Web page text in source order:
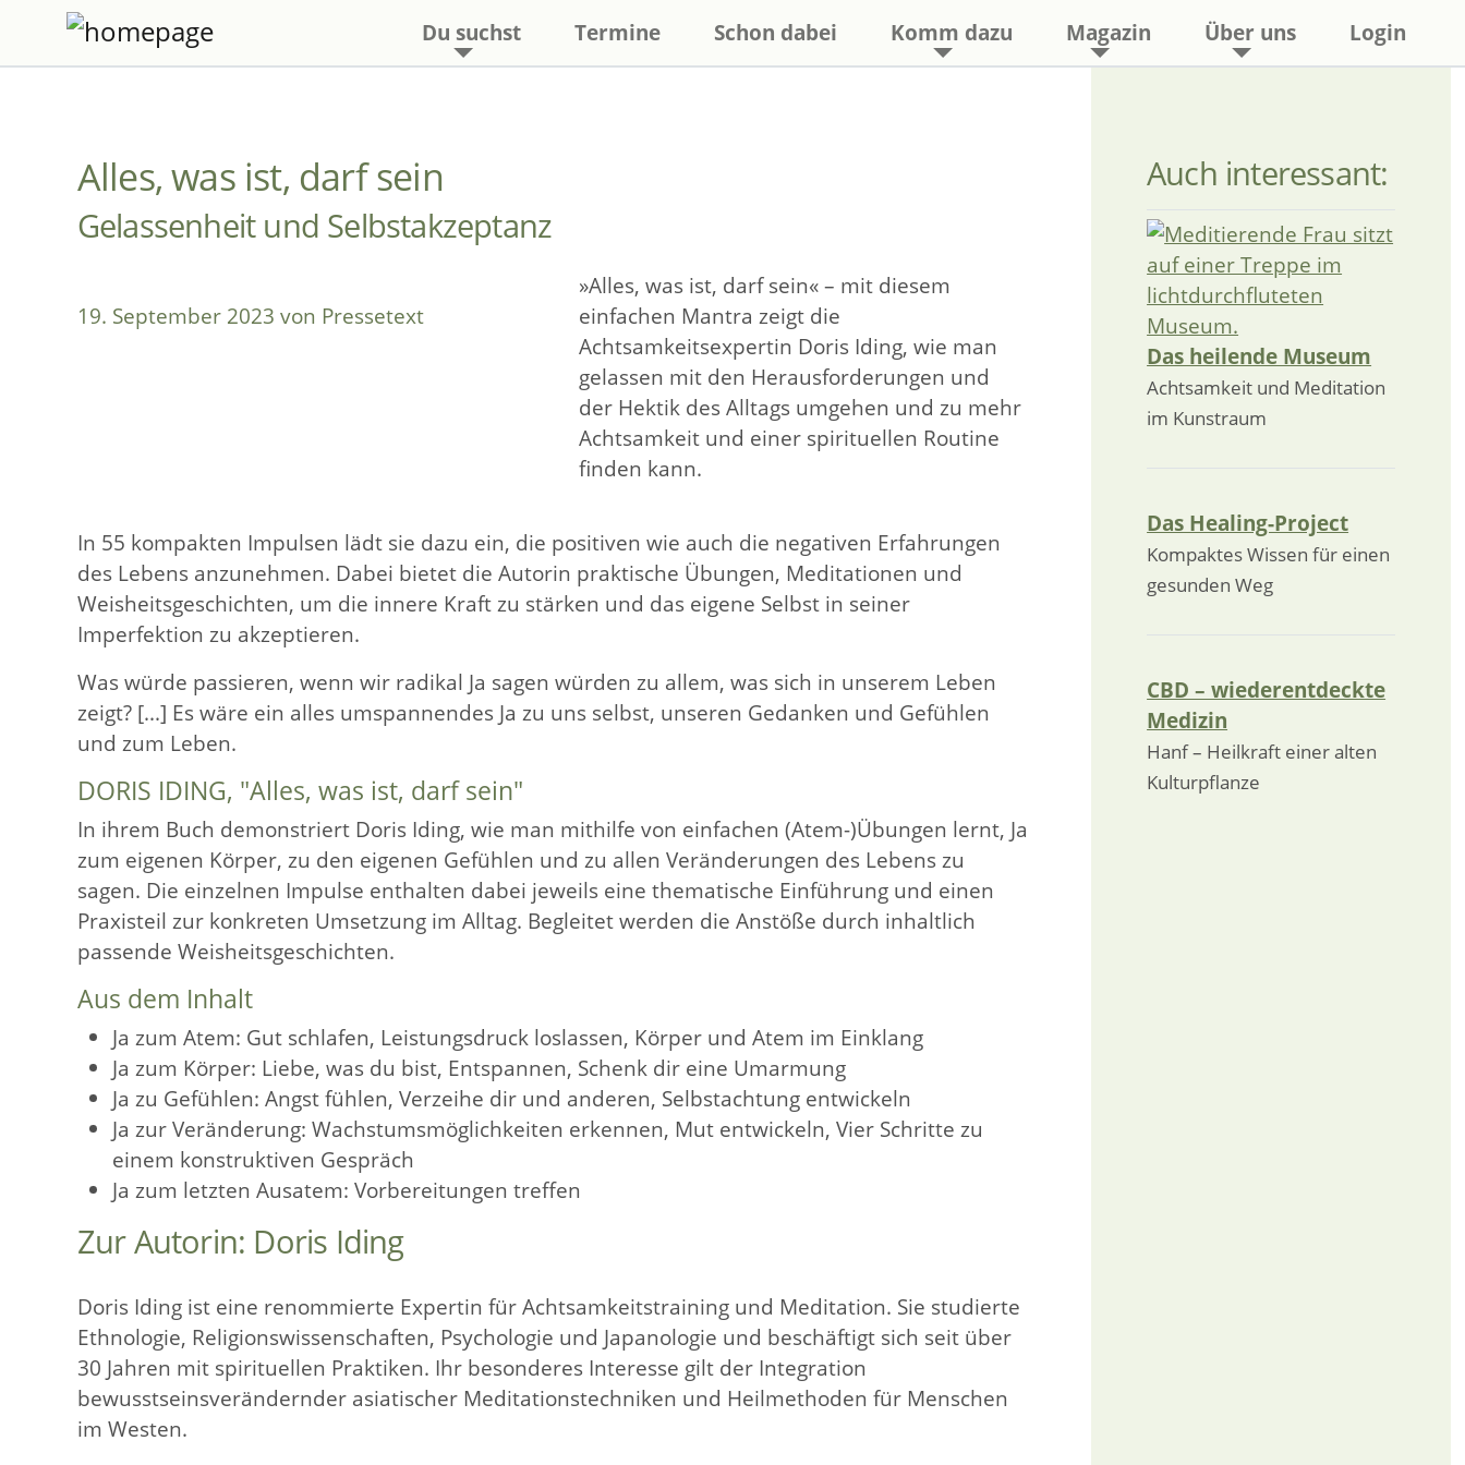
Du suchst Termine Schon dabei Komm dazu Magazin Über uns Login
Alles, was ist, darf sein
Gelassenheit und Selbstakzeptanz
19. September 2023 von Pressetext
»Alles, was ist, darf sein« – mit diesem
einfachen Mantra zeigt die
Achtsamkeitsexpertin Doris Iding, wie man
gelassen mit den Herausforderungen und
der Hektik des Alltags umgehen und zu mehr
Achtsamkeit und einer spirituellen Routine
finden kann.
In 55 kompakten Impulsen lädt sie dazu ein, die positiven wie auch die negativen Erfahrungen
des Lebens anzunehmen. Dabei bietet die Autorin praktische Übungen, Meditationen und
Weisheitsgeschichten, um die innere Kraft zu stärken und das eigene Selbst in seiner
Imperfektion zu akzeptieren.
Was würde passieren, wenn wir radikal Ja sagen würden zu allem, was sich in unserem Leben
zeigt? [...] Es wäre ein alles umspannendes Ja zu uns selbst, unseren Gedanken und Gefühlen
und zum Leben.
DORIS IDING, "Alles, was ist, darf sein"
In ihrem Buch demonstriert Doris Iding, wie man mithilfe von einfachen (Atem-)Übungen lernt, Ja
zum eigenen Körper, zu den eigenen Gefühlen und zu allen Veränderungen des Lebens zu
sagen. Die einzelnen Impulse enthalten dabei jeweils eine thematische Einführung und einen
Praxisteil zur konkreten Umsetzung im Alltag. Begleitet werden die Anstöße durch inhaltlich
passende Weisheitsgeschichten.
Aus dem Inhalt
Ja zum Atem: Gut schlafen, Leistungsdruck loslassen, Körper und Atem im Einklang
Ja zum Körper: Liebe, was du bist, Entspannen, Schenk dir eine Umarmung
Ja zu Gefühlen: Angst fühlen, Verzeihe dir und anderen, Selbstachtung entwickeln
Ja zur Veränderung: Wachstumsmöglichkeiten erkennen, Mut entwickeln, Vier Schritte zu
einem konstruktiven Gespräch
Ja zum letzten Ausatem: Vorbereitungen treffen
Zur Autorin: Doris Iding
Doris Iding ist eine renommierte Expertin für Achtsamkeitstraining und Meditation. Sie studierte
Ethnologie, Religionswissenschaften, Psychologie und Japanologie und beschäftigt sich seit über
30 Jahren mit spirituellen Praktiken. Ihr besonderes Interesse gilt der Integration
bewusstseinsverändernder asiatischer Meditationstechniken und Heilmethoden für Menschen
im Westen.
Auch interessant:
Das heilende Museum
Achtsamkeit und Meditation
im Kunstraum
Das Healing-Project
Kompaktes Wissen für einen
gesunden Weg
CBD – wiederentdeckte
Medizin
Hanf – Heilkraft einer alten
Kulturpflanze